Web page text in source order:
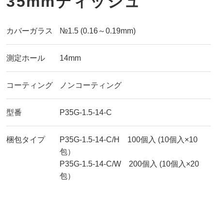
カバーガラス №1.5 (0.16～0.19mm)
測定ホール 14mm
コーティング ノンコーティング
型番 P35G-1.5-14-C
梱包タイプ
P35G-1.5-14-C/H 100個入 (10個入×10
包）
P35G-1.5-14-C/W 200個入 (10個入×20
包）